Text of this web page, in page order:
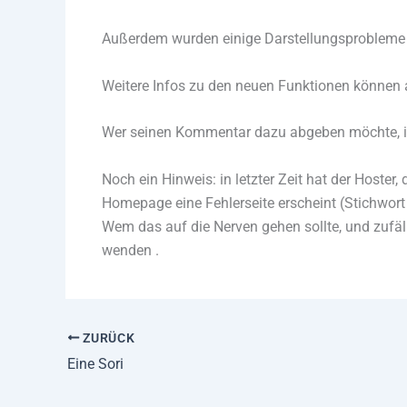
Außerdem wurden einige
Weitere Infos zu den neuen Funktionen
Wer seinen Kommentar dazu abgeben
Noch ein Hinweis: in letzter Zeit hat der
Homepage eine Fehlerseite erscheint
Wem das auf die Nerven gehen sollte, und
wenden .
ZURÜCK
Eine Sori